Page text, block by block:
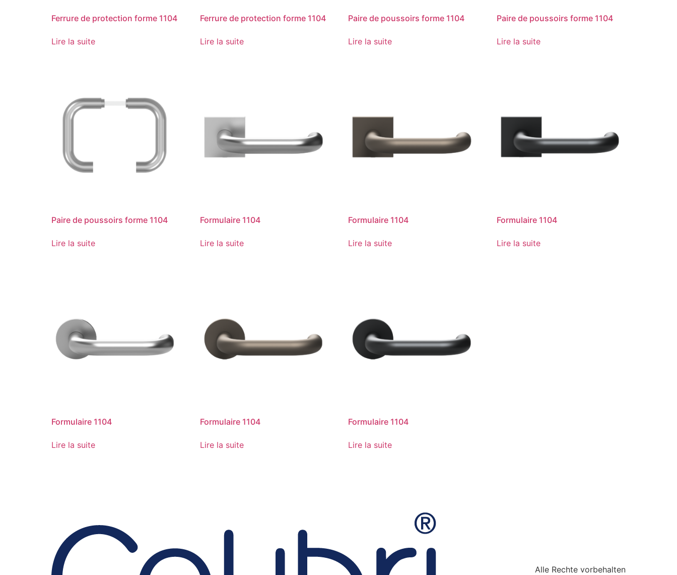
Ferrure de protection forme 1104
Lire la suite
Ferrure de protection forme 1104
Lire la suite
Paire de poussoirs forme 1104
Lire la suite
Paire de poussoirs forme 1104
Lire la suite
Paire de poussoirs forme 1104
Lire la suite
Formulaire 1104
Lire la suite
Formulaire 1104
Lire la suite
Formulaire 1104
Lire la suite
Formulaire 1104
Lire la suite
Formulaire 1104
Lire la suite
Formulaire 1104
Lire la suite
Alle Rechte vorbehalten